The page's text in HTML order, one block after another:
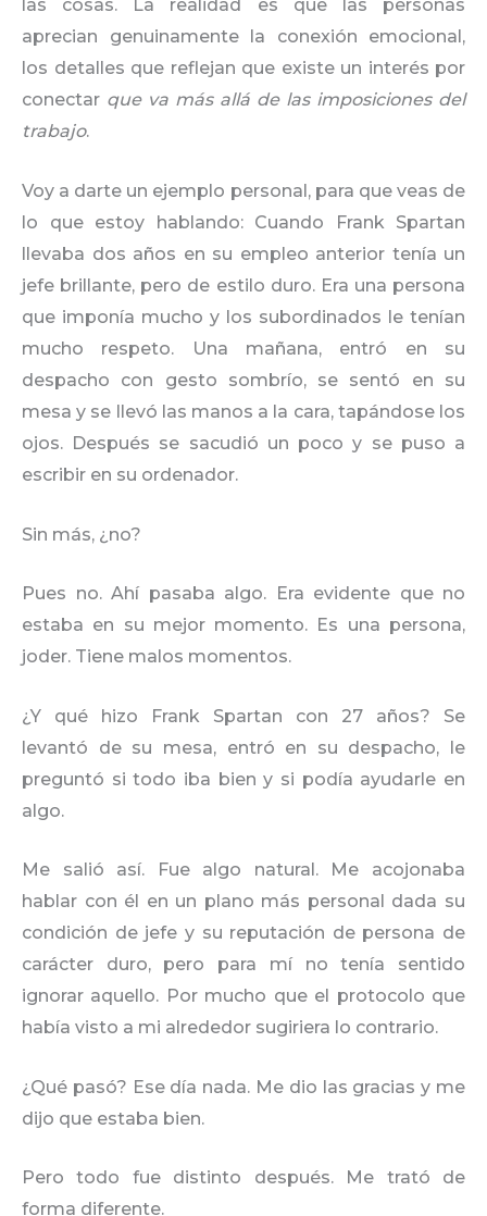
las cosas. La realidad es que las personas
aprecian genuinamente la conexión emocional,
los detalles que reflejan que existe un interés por
conectar que va más allá de las imposiciones del
trabajo.
Voy a darte un ejemplo personal, para que veas de
lo que estoy hablando: Cuando Frank Spartan
llevaba dos años en su empleo anterior tenía un
jefe brillante, pero de estilo duro. Era una persona
que imponía mucho y los subordinados le tenían
mucho respeto. Una mañana, entró en su
despacho con gesto sombrío, se sentó en su
mesa y se llevó las manos a la cara, tapándose los
ojos. Después se sacudió un poco y se puso a
escribir en su ordenador.
Sin más, ¿no?
Pues no. Ahí pasaba algo. Era evidente que no
estaba en su mejor momento. Es una persona,
joder. Tiene malos momentos.
¿Y qué hizo Frank Spartan con 27 años? Se
levantó de su mesa, entró en su despacho, le
preguntó si todo iba bien y si podía ayudarle en
algo.
Me salió así. Fue algo natural. Me acojonaba
hablar con él en un plano más personal dada su
condición de jefe y su reputación de persona de
carácter duro, pero para mí no tenía sentido
ignorar aquello. Por mucho que el protocolo que
había visto a mi alrededor sugiriera lo contrario.
¿Qué pasó? Ese día nada. Me dio las gracias y me
dijo que estaba bien.
Pero todo fue distinto después. Me trató de
forma diferente.